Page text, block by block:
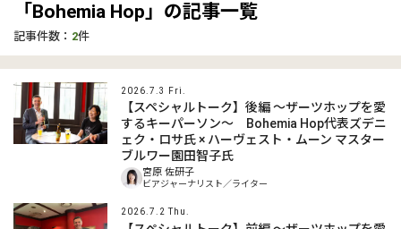
「Bohemia Hop」の記事一覧
記事件数： 2件
2026.7.3 Fri.
【スペシャルトーク】後編 〜ザーツホップを愛
するキーパーソン〜 Bohemia Hop代表ズデニ
ェク・ロサ氏 × ハーヴェスト・ムーン マスター
ブルワー園田智子氏
宮原 佐研子
ビアジャーナリスト／ライター
2026.7.2 Thu.